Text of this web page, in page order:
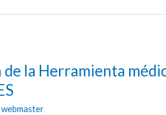
la Herramienta
webmaster